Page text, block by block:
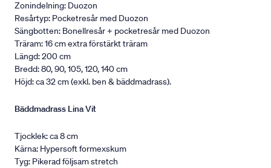
Zonindelning: Duozon
Resårtyp: Pocketresår med Duozon
Sängbotten: Bonellresår + pocketresår med Duozon
Träram: 16 cm extra förstärkt träram
Längd: 200 cm
Bredd: 80, 90, 105, 120, 140 cm
Höjd: ca 32 cm (exkl. ben & bäddmadrass).
Bäddmadrass Lina Vit
Tjocklek: ca 8 cm
Kärna: Hypersoft formexskum
Tyg: Pikerad följsam stretch